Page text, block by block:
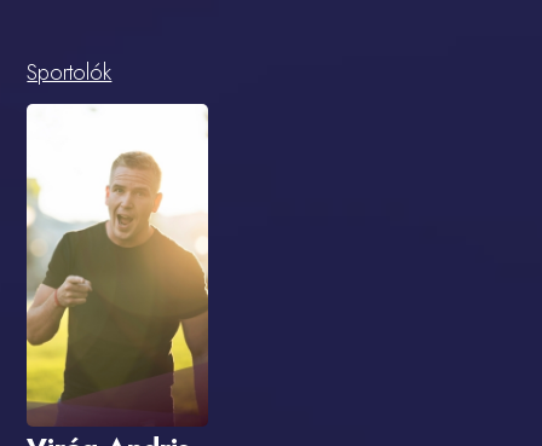
Sportolók